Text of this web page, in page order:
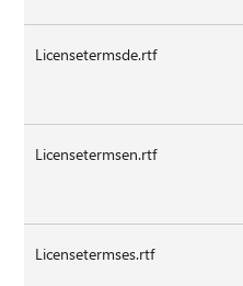
Licensetermsde.rtf
Licensetermsen.rtf
Licensetermses.rtf